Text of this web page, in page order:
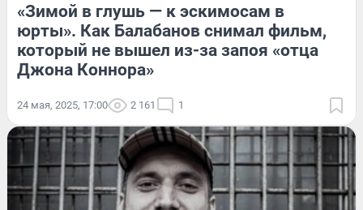
«Зимой в глушь — к эскимосам в
юрты». Как Балабанов снимал фильм,
который не вышел из-за запоя «отца
Джона Коннора»
24 мая, 2025, 17:00 2 161 1